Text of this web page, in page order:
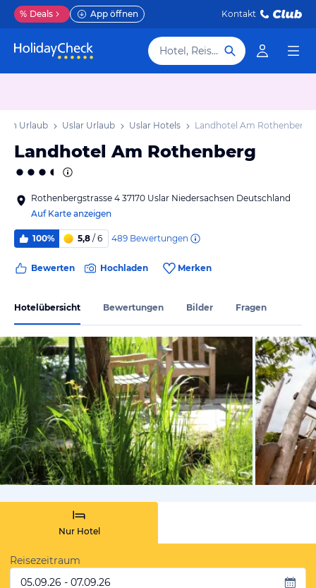
% Deals App öffnen Kontakt
Hotel, Reiseziel
Urlaub Uslar Urlaub Uslar Hotels Landhotel Am Rothenberg
Landhotel Am Rothenberg
Rothenbergstrasse 4 37170 Uslar Niedersachsen Deutschland
Auf Karte anzeigen
100% 5,8 / 6 489 Bewertungen
Bewerten Hochladen Merken
Hotelübersicht Bewertungen Bilder Fragen
vom
Nur Hotel
Reisezeitraum
05.09.26 - 07.09.26